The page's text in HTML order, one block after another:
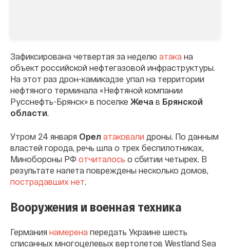
Зафиксирована четвертая за неделю атака на
объект российской нефтегазовой инфраструктуры.
На этот раз дрон-камикадзе упал на территории
нефтяного терминала «Нефтяной компании
Русснефть-Брянск» в поселке Жеча в Брянской
области.
Утром 24 января Орел атаковали дроны. По данным
властей города, речь шла о трех беспилотниках,
Минобороны РФ отчиталось о сбитии четырех. В
результате налета повреждены несколько домов,
пострадавших нет.
Вооружения и военная техника
Германия намерена передать Украине шесть
списанных многоцелевых вертолетов Westland Sea